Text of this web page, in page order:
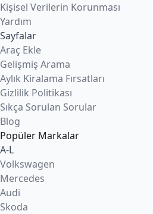
Kişisel Verilerin Korunması
Yardım
Sayfalar
Araç Ekle
Gelişmiş Arama
Aylık Kiralama Fırsatları
Gizlilik Politikası
Sıkça Sorulan Sorular
Blog
Popüler Markalar
A-L
Volkswagen
Mercedes
Audi
Skoda